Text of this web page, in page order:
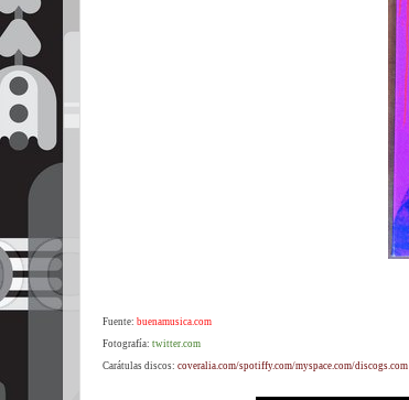
Fuente: buenamusica.com
Fotografía: twitter.com
Carátulas discos: coveralia.com/spotiffy.com/myspace.com/discogs.com